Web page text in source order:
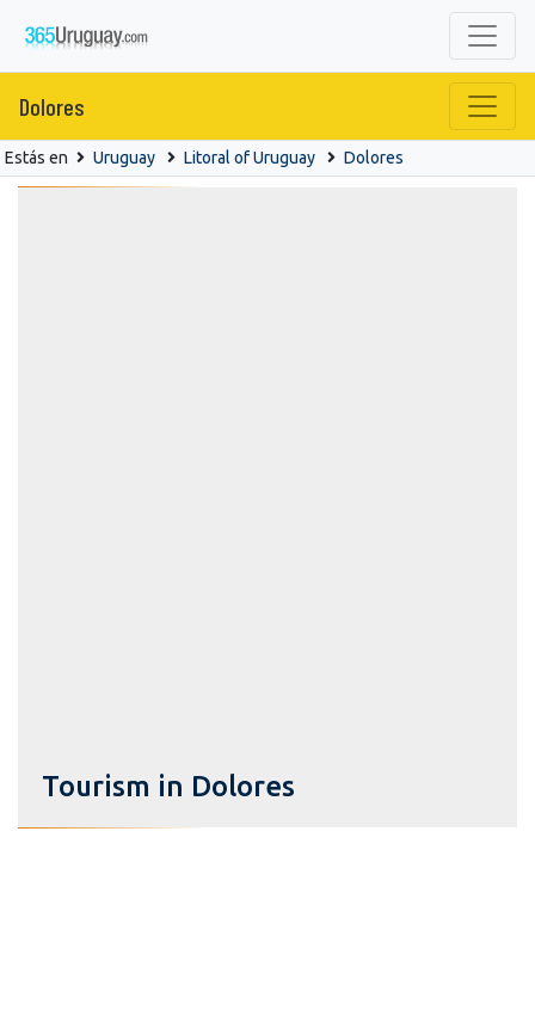
Dolores
Estás en Uruguay Litoral of Uruguay Dolores
Tourism in Dolores